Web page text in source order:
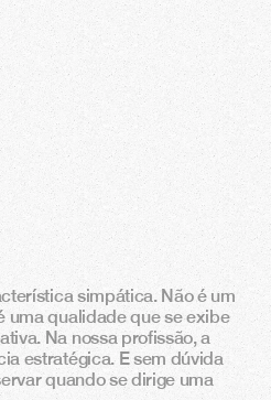
simpática. Não é um
uma qualidade que se exibe
Na nossa profissão, a
estratégica. E sem dúvida
quando se dirige uma